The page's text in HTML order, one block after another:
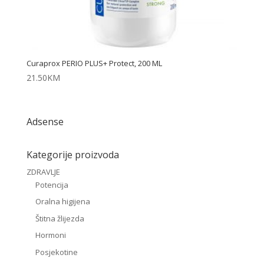
Curaprox PERIO PLUS+ Protect, 200 ML
21.50KM
Adsense
Kategorije proizvoda
ZDRAVLJE
Potencija
Oralna higijena
Štitna žlijezda
Hormoni
Posjekotine